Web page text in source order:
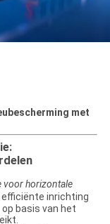
met
voor horizontale
efficiënte inrichting
basis van het